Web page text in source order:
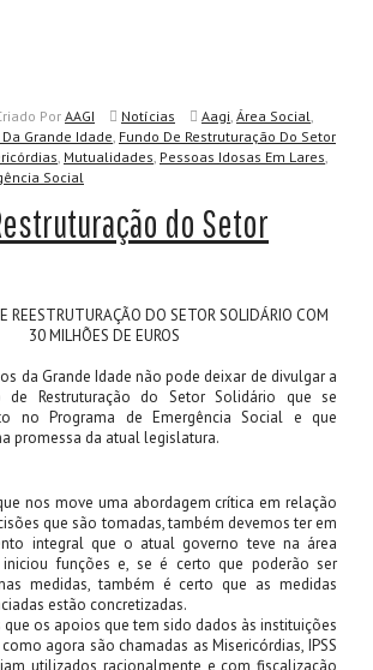
Por AAGI Notícias Aagi, Área Social,
Grande Idade, Fundo De Restruturação Do Setor
, Mutualidades, Pessoas Idosas Em Lares,
Social
do Setor
REESTRUTURAÇÃO DO SETOR SOLIDÁRIO COM
30 MILHÕES DE EUROS
da Grande Idade não pode deixar de divulgar a
de Restruturação do Setor Solidário que se
no Programa de Emergência Social e que
promessa da atual legislatura.
nos move uma abordagem crítica em relação
que são tomadas, também devemos ter em
integral que o atual governo teve na área
funções e, se é certo que poderão ser
medidas, também é certo que as medidas
estão concretizadas.
os apoios que tem sido dados às instituições
agora são chamadas as Misericórdias, IPSS
utilizados racionalmente e com fiscalização